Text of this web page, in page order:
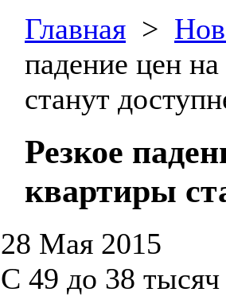
Главная >
падение цен
станут
Резкое
квартиры
28 Мая 2015
С 49 до 38 тысяч